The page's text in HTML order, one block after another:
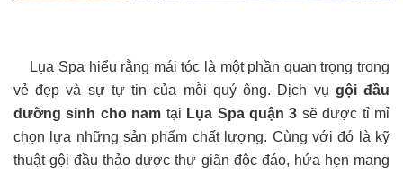
Lụa Spa hiểu rằng mái tóc là một phần quan trọng trong
vẻ đẹp và sự tự tin của mỗi quý ông. Dịch vụ gội đầu
dưỡng sinh cho nam tại Lụa Spa quận 3 sẽ được tỉ mỉ
chọn lựa những sản phẩm chất lượng. Cùng với đó là kỹ
thuật gội đầu thảo dược thư giãn độc đáo, hứa hẹn mang